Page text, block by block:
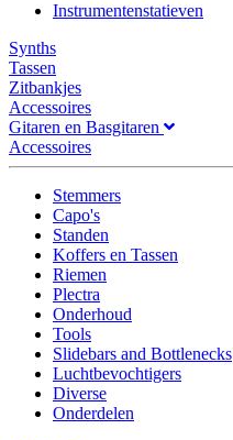
Instrumentenstatieven
Synths
Tassen
Zitbankjes
Accessoires
Gitaren en Basgitaren
Accessoires
Stemmers
Capo's
Standen
Koffers en Tassen
Riemen
Plectra
Onderhoud
Tools
Slidebars and Bottlenecks
Luchtbevochtigers
Diverse
Onderdelen